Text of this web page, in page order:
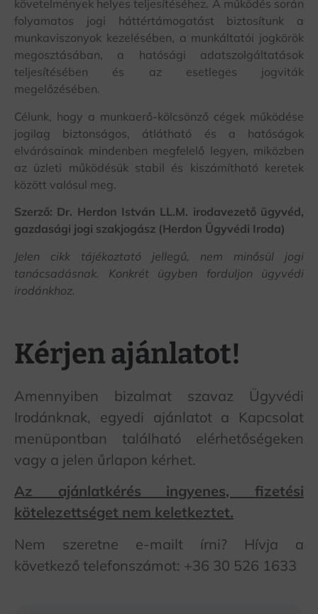
követelmények helyes teljesítéséhez. A működés során
folyamatos jogi háttértámogatást biztosítunk a
munkaviszonyok kezelésében, a munkáltatói jogkörök
megosztásában, a hatósági adatszolgáltatások
teljesítésében és az esetleges jogviták
megelőzésében.
Célunk, hogy a munkaerő-kölcsönző cégek működése
jogilag biztonságos, átlátható és a hatóságok
elvárásainak mindenben megfelelő legyen, miközben
az üzleti működésük stabil és kiszámítható keretek
között valósul meg.
Szerző: Dr. Herdon István LL.M. irodavezető ügyvéd,
gazdasági jogi szakjogász (Herdon Ügyvédi Iroda)
Jelen cikk tájékoztató jellegű, nem minősül jogi
tanácsadásnak. Konkrét ügyben forduljon ügyvédi
irodánkhoz.
Kérjen ajánlatot!
Amennyiben bizalmat szavaz Ügyvédi
Irodánknak, egyedi ajánlatot a Kapcsolat
menüpontban található elérhetőségeken
vagy a jelen űrlapon kérhet.
Az ajánlatkérés ingyenes, fizetési
kötelezettséget nem keletkeztet.
Nem szeretne e-mailt írni? Hívja a
következő telefonszámot: +36 30 526 1633